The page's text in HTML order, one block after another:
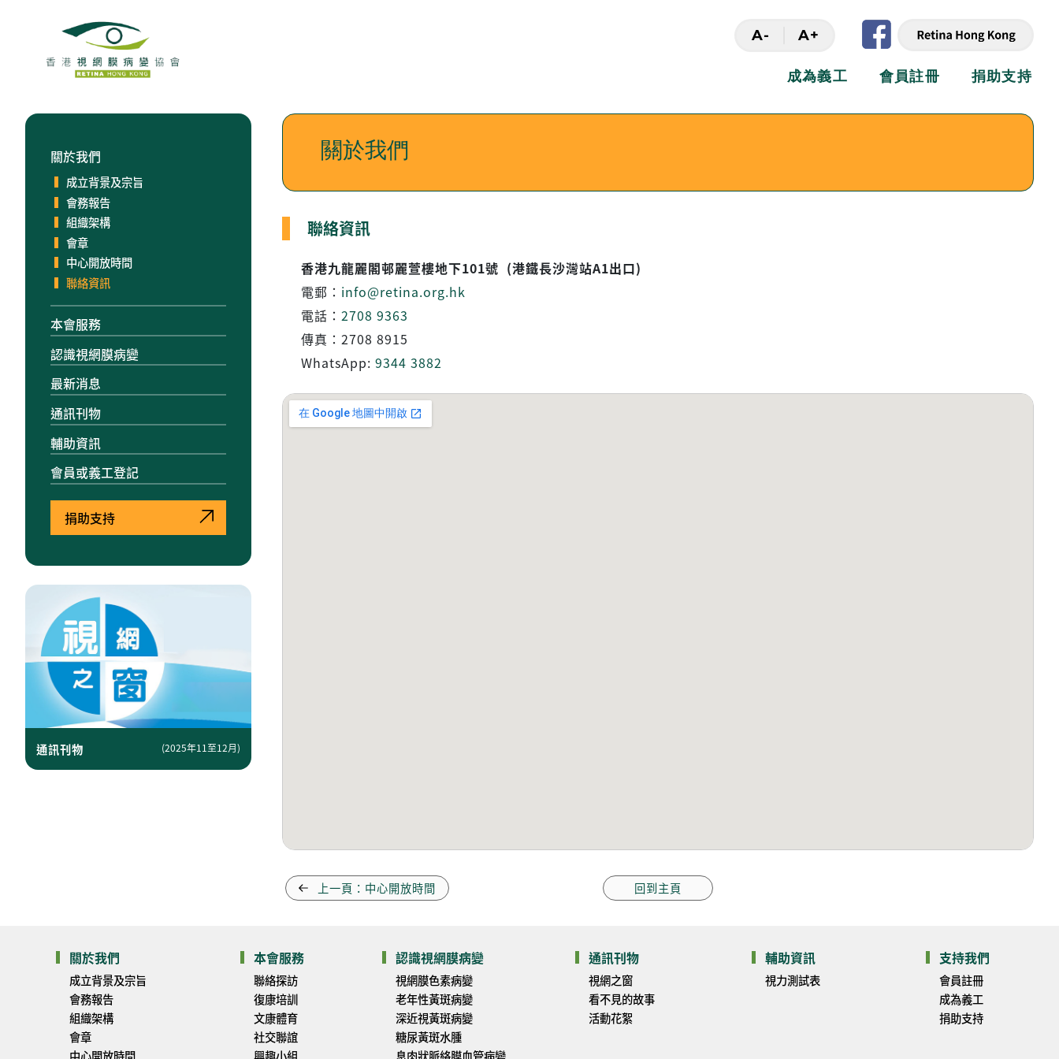
A- A+
成為義工 會員註冊 捐助支持
關於我們
成立背景及宗旨
會務報告
組織架構
會章
中心開放時間
聯絡資訊
本會服務
認識視網膜病變
最新消息
通訊刊物
輔助資訊
會員或義工登記
捐助支持
通訊刊物 (2025年11至12月)
關於我們
聯絡資訊
香港九龍麗閣邨麗萱樓地下101號 (港鐵長沙灣站A1出口)
電郵： info@retina.org.hk
電話： 2708 9363
傳真：2708 8915
WhatsApp: 9344 3882
上一頁：中心開放時間 回到主頁
關於我們
成立背景及宗旨
會務報告
組織架構
會章
中心開放時間
本會服務
聯絡探訪
復康培訓
文康體育
社交聯誼
興趣小組
認識視網膜病變
視網膜色素病變
老年性黃斑病變
深近視黃斑病變
糖尿黃斑水腫
息肉狀脈絡膜血管病變
通訊刊物
視網之窗
看不見的故事
活動花絮
輔助資訊
視力測試表
支持我們
會員註冊
成為義工
捐助支持